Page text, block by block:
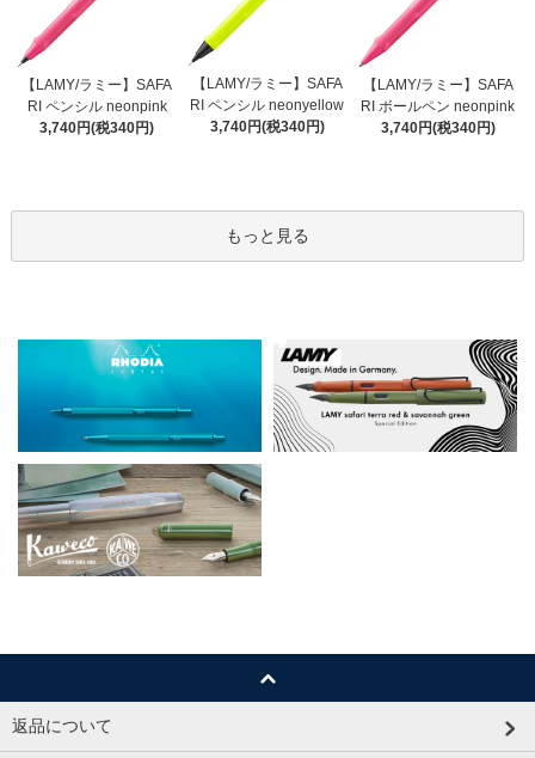
【LAMY/ラミー】SAFA
RI ペンシル neonpink
3,740円(税340円)
【LAMY/ラミー】SAFA
RI ペンシル neonyellow
3,740円(税340円)
【LAMY/ラミー】SAFA
RI ボールペン neonpink
3,740円(税340円)
もっと見る
返品について